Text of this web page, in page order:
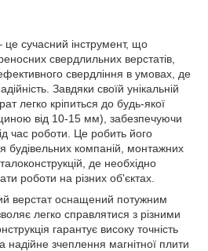
сучасний інструмент, що
свердлильних верстатів,
свердління в умовах, де
Завдяки своїй унікальній
легко кріпиться до будь-якої
від 10-15 мм), забезпечуючи
час роботи. Це робить його
будівельних компаній, монтажних
де необхідно
роботи на різних об'єктах.
верстат оснащений потужним
легко справлятися з різними
гарантує високу точність
надійне зчеплення магнітної плити